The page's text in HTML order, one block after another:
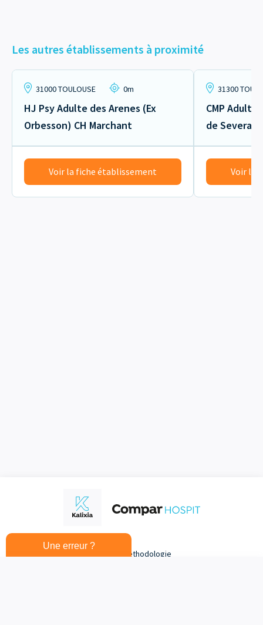
Une erreur ?
Les autres établissements à proximité
31000 TOULOUSE 0m
HJ Psy Adulte des Arenes (Ex
Orbesson) CH Marchant
Voir la fiche établissement
31300
CMP
de
Voir la
Sources et méthodologie